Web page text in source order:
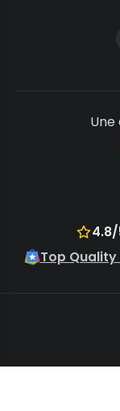
Top Quality